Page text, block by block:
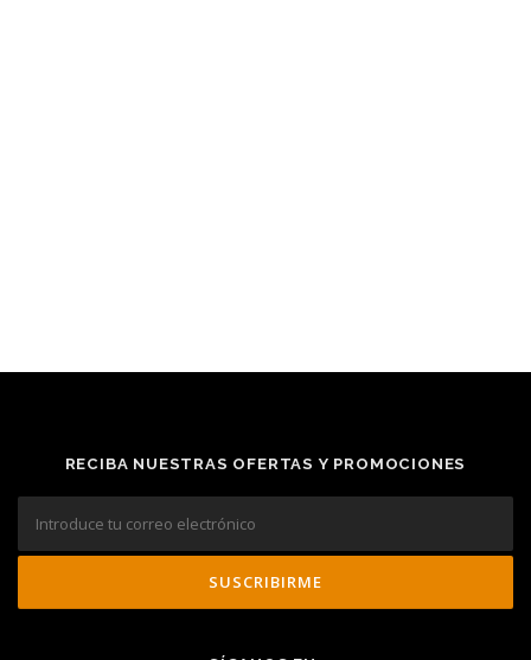
RECIBA NUESTRAS OFERTAS Y PROMOCIONES